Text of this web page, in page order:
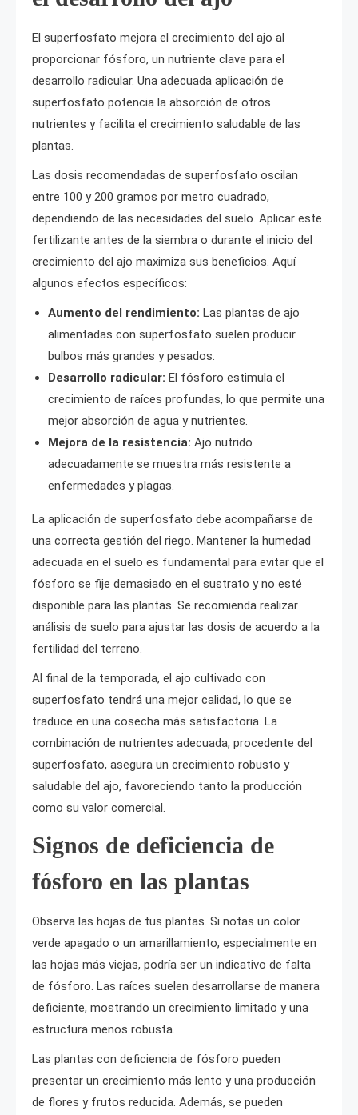
El superfosfato mejora el crecimiento del ajo al
proporcionar fósforo, un nutriente clave para el
desarrollo radicular. Una adecuada aplicación de
superfosfato potencia la absorción de otros
nutrientes y facilita el crecimiento saludable de las
plantas.
Las dosis recomendadas de superfosfato oscilan
entre 100 y 200 gramos por metro cuadrado,
dependiendo de las necesidades del suelo. Aplicar este
fertilizante antes de la siembra o durante el inicio del
crecimiento del ajo maximiza sus beneficios. Aquí
algunos efectos específicos:
Aumento del rendimiento: Las plantas de ajo
alimentadas con superfosfato suelen producir
bulbos más grandes y pesados.
Desarrollo radicular: El fósforo estimula el
crecimiento de raíces profundas, lo que permite una
mejor absorción de agua y nutrientes.
Mejora de la resistencia: Ajo nutrido
adecuadamente se muestra más resistente a
enfermedades y plagas.
La aplicación de superfosfato debe acompañarse de
una correcta gestión del riego. Mantener la humedad
adecuada en el suelo es fundamental para evitar que el
fósforo se fije demasiado en el sustrato y no esté
disponible para las plantas. Se recomienda realizar
análisis de suelo para ajustar las dosis de acuerdo a la
fertilidad del terreno.
Al final de la temporada, el ajo cultivado con
superfosfato tendrá una mejor calidad, lo que se
traduce en una cosecha más satisfactoria. La
combinación de nutrientes adecuada, procedente del
superfosfato, asegura un crecimiento robusto y
saludable del ajo, favoreciendo tanto la producción
como su valor comercial.
Signos de deficiencia de
fósforo en las plantas
Observa las hojas de tus plantas. Si notas un color
verde apagado o un amarillamiento, especialmente en
las hojas más viejas, podría ser un indicativo de falta
de fósforo. Las raíces suelen desarrollarse de manera
deficiente, mostrando un crecimiento limitado y una
estructura menos robusta.
Las plantas con deficiencia de fósforo pueden
presentar un crecimiento más lento y una producción
de flores y frutos reducida. Además, se pueden